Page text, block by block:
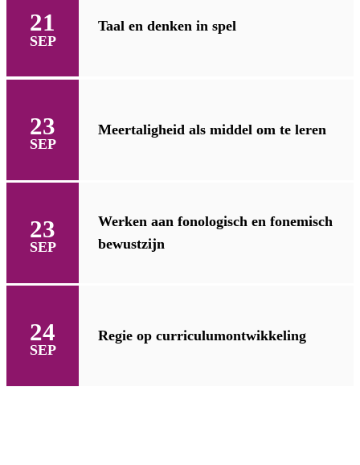
21
SEP
Taal en denken in spel
23
SEP
Meertaligheid als middel om te leren
23
SEP
Werken aan fonologisch en fonemisch
bewustzijn
24
SEP
Regie op curriculumontwikkeling